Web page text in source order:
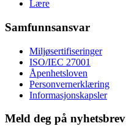
Lære
Samfunnsansvar
Miljøsertifiseringer
ISO/IEC 27001
Åpenhetsloven
Personvernerklæring
Informasjonskapsler
Meld deg på nyhetsbrev